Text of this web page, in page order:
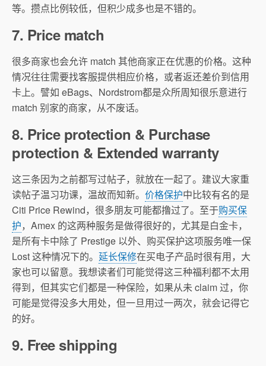
等。攒点比例较低，但积少成多也是不错的。
7. Price match
很多商家也会允许 match 其他商家正在优惠的价格。这种
情况往往需要找客服提供相应价格，或者返还差价到信用
卡上。譬如 eBags、Nordstrom都是众所周知很乐意进行
match 别家的商家，从不废话。
8. Price protection & Purchase
protection & Extended warranty
这三条因为之前都写过帖子，就放在一起了。建议大家重
读帖子温习功课，温故而知新。 价格保护中比较有名的是
Citi Price Rewind，很多朋友可能都撸过了。至于购买保
护，Amex 的这两种服务是做得很好的，尤其是白金卡，
是所有卡中除了 Prestige 以外、购买保护这项服务唯一保
Lost 这种情况下的。 延长保修在买电子产品时很有用，大
家也可以留意。我想读者们可能觉得这三种福利都不太用
得到，但其实它们都是一种保险，如果从未 claim 过，你
可能是觉得没多大用处，但一旦用过一两次，就会记得它
的好。
9. Free shipping